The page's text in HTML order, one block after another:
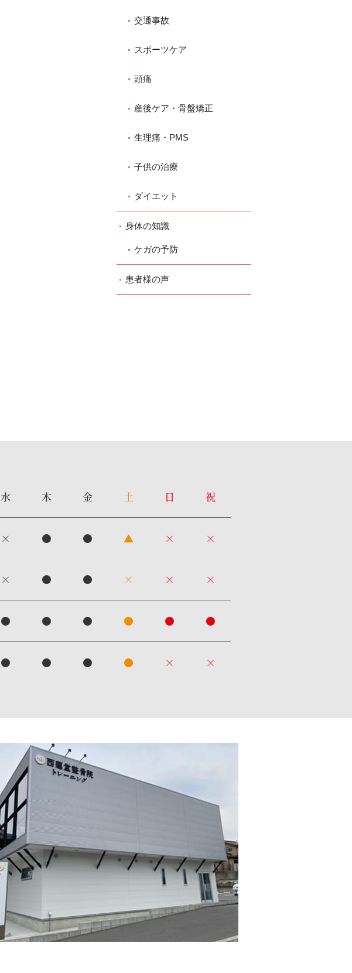
交通事故
スポーツケア
頭痛
産後ケア・骨盤矯正
生理痛・PMS
子供の治療
ダイエット
身体の知識
ケガの予防
患者様の声
水 木 金 土 日 祝
× ● ● ▲ × ×
× ● ● × × ×
● ● ● ● ● ●
● ● ● ● × ×